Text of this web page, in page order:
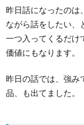
昨日話になったのは
ながら話をしたい、
一つ入ってくるだけ
価値にもなります。
昨日の話では、強み
品、も出てました。